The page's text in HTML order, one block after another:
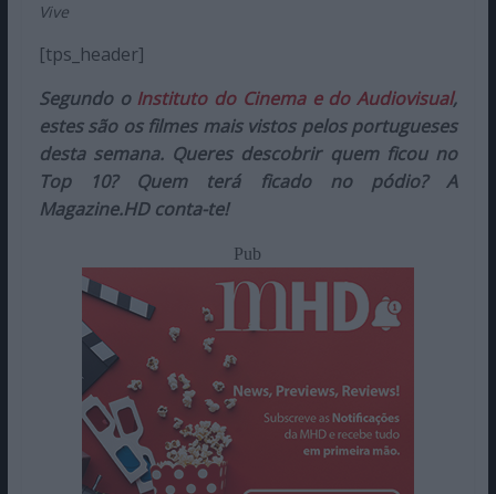
Vive
[tps_header]
Segundo o Instituto do Cinema e do Audiovisual,
estes são os filmes mais vistos pelos portugueses
desta semana. Queres descobrir quem ficou no
Top 10? Quem terá ficado no pódio? A
Magazine.HD conta-te!
Pub